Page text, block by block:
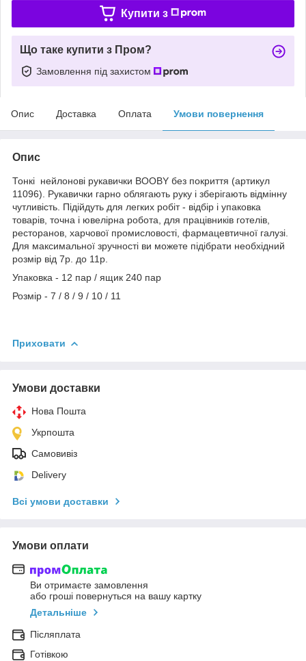
Купити з
Що таке купити з Пром?
Замовлення під захистом
Опис Доставка Оплата Умови повернення
Опис
Тонкі нейлонові рукавички BOOBY без покриття (артикул
11096). Рукавички гарно облягають руку і зберігають відмінну
чутливість. Підійдуть для легких робіт - відбір і упаковка
товарів, точна і ювелірна робота, для працівників готелів,
ресторанов, харчової промисловості, фармацевтичної галузі.
Для максимальної зручності ви можете підібрати необхідний
розмір від 7р. до 11р.
Упаковка - 12 пар / ящик 240 пар
Розмір - 7 / 8 / 9 / 10 / 11
Приховати
Умови доставки
Нова Пошта
Укрпошта
Самовивіз
Delivery
Всі умови доставки
Умови оплати
Ви отримаєте замовлення
або гроші повернуться на вашу картку
Детальніше
Післяплата
Готівкою